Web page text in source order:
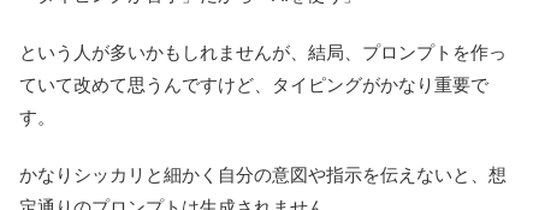
という人が多いかもしれませんが、結局、プロンプトを作っ
ていて改めて思うんですけど、タイピングがかなり重要で
す。
かなりシッカリと細かく自分の意図や指示を伝えないと、想